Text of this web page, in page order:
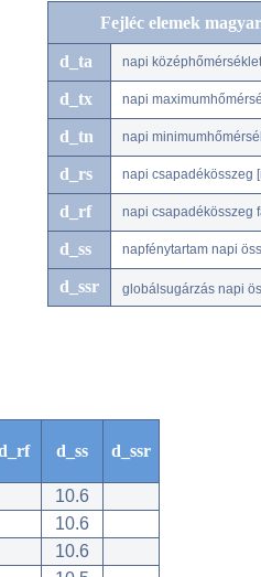
Fejléc elemek
d_ta napi
d_tx napi
d_tn napi
d_rs napi csapadékösszeg
d_rf napi csapadékösszeg
d_ss napfénytartam napi
d_ssr globálsugárzás napi
d_ss d_ssr
10.6
10.6
10.6